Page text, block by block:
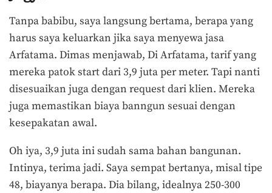
Tanpa babibu, saya langsung bertama, berapa yang
harus saya keluarkan jika saya menyewa jasa
Arfatama. Dimas menjawab, Di Arfatama, tarif yang
mereka patok start dari 3,9 juta per meter. Tapi nanti
disesuaikan juga dengan request dari klien. Mereka
juga memastikan biaya banngun sesuai dengan
kesepakatan awal.
Oh iya, 3,9 juta ini sudah sama bahan bangunan.
Intinya, terima jadi. Saya sempat bertanya, misal tipe
48, biayanya berapa. Dia bilang, idealnya 250-300